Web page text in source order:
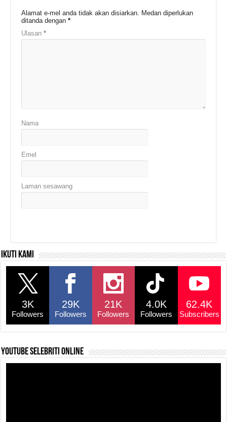
Alamat e-mel anda tidak akan disiarkan. Medan diperlukan
ditanda dengan*
Ulasan*
Nama
Emel
Laman sesawang
Ikuti kami
3K
Followers
29K
Followers
21K
Followers
4.0K
Followers
62.4K
Subscribers
YouTube selebriti online